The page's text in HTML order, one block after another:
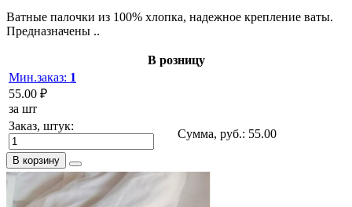
Ватные палочки из 100% хлопка, надежное крепление ваты.
Предназначены ..
В розницу
Мин.заказ: 1
55.00 ₽
за шт
Заказ, штук:
Сумма, руб.: 55.00
В корзину